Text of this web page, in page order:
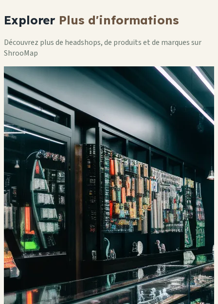
Explorer Plus d'informations
Découvrez plus de headshops, de produits et de marques sur
ShrooMap